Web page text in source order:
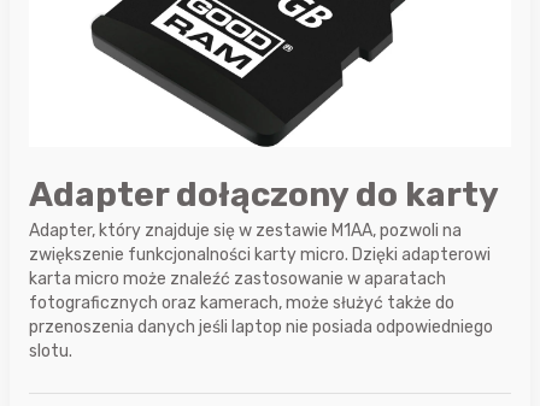
Adapter dołączony do karty
Adapter, który znajduje się w zestawie M1AA, pozwoli na
zwiększenie funkcjonalności karty micro. Dzięki adapterowi
karta micro może znaleźć zastosowanie w aparatach
fotograficznych oraz kamerach, może służyć także do
przenoszenia danych jeśli laptop nie posiada odpowiedniego
slotu.